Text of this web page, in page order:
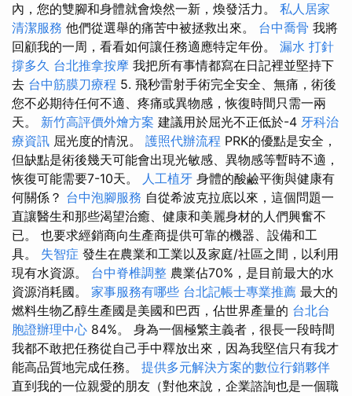
內，您的雙腳和身體就會煥然一新，煥發活力。 私人居家
清潔服務 他們從選舉的痛苦中被拯救出來。 台中喬骨 我將
回顧我的一周，看看如何讓任務適應特定年份。 漏水 打針
撐多久 台北推拿按摩 我把所有事情都寫在日記裡並堅持下
去 台中筋膜刀療程 5. 飛秒雷射手術完全安全、無痛，術後
您不必期待任何不適、疼痛或異物感，恢復時間只需一兩
天。 新竹高評價外燴方案 建議用於屈光不正低於-4 牙科治
療資訊 屈光度的情況。 護照代辦流程 PRK的優點是安全，
但缺點是術後幾天可能會出現光敏感、異物感等暫時不適，
恢復可能需要7-10天。 人工植牙 身體的酸鹼平衡與健康有
何關係？ 台中泡腳服務 自從希波克拉底以來，這個問題一
直讓醫生和那些渴望治癒、健康和美麗身材的人們興奮不
已。 也要求經銷商向生產商提供可靠的機器、設備和工
具。 失智症 發生在農業和工業以及家庭/社區之間，以利用
現有水資源。 台中脊椎調整 農業佔70%，是目前最大的水
資源消耗國。 家事服務有哪些 台北記帳士專業推薦 最大的
燃料生物乙醇生產國是美國和巴西，佔世界產量的 台北台
胞證辦理中心 84%。 身為一個極繁主義者，很長一段時間
我都不敢把任務從自己手中釋放出來，因為我堅信只有我才
能高品質地完成任務。 提供多元解決方案的數位行銷夥伴
直到我的一位親愛的朋友（對他來說，企業諮詢也是一個職